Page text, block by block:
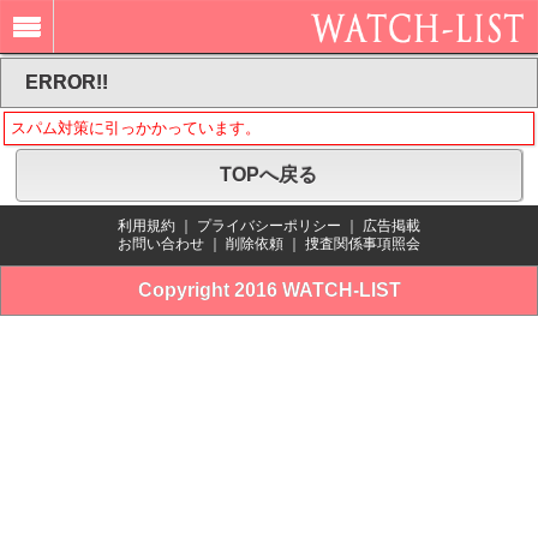
ERROR!!
スパム対策に引っかかっています。
TOPへ戻る
利用規約 プライバシーポリシー
広告掲載
お問い合わせ
削除依頼 捜査関係事項照会
Copyright 2016 WATCH-LIST